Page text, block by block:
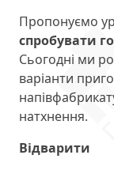
Пропонуємо
спробувати
Сьогодні ми
варіанти
натхнення.
Відварити